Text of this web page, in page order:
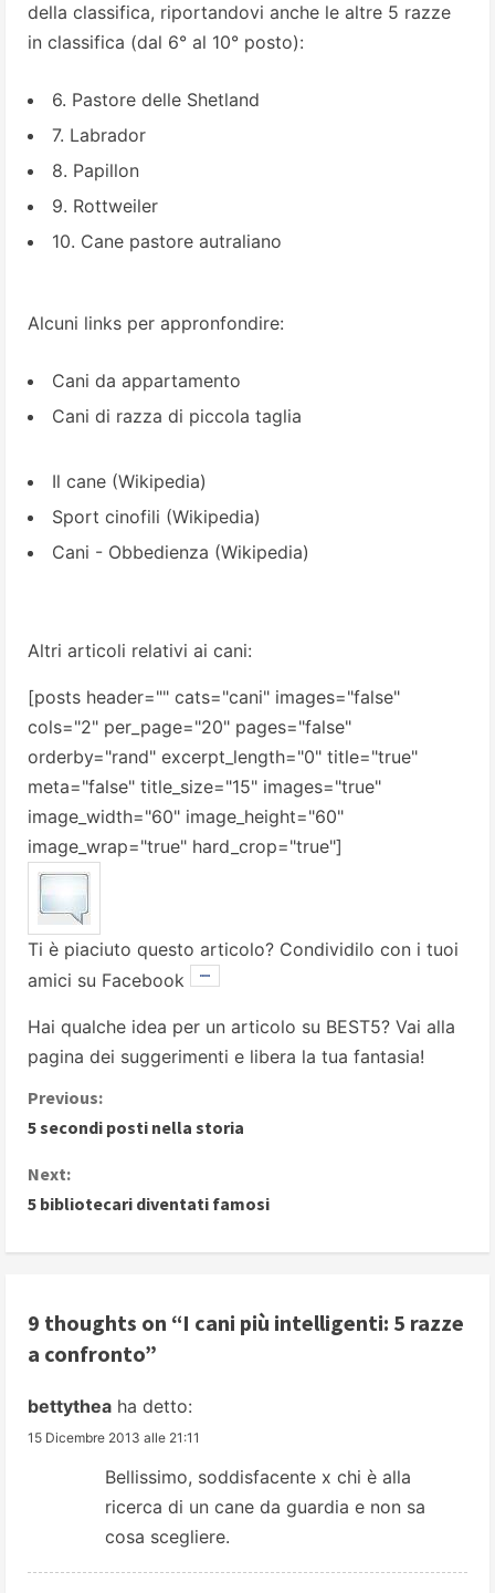
della classifica, riportandovi anche le altre 5 razze
in classifica (dal 6° al 10° posto):
6. Pastore delle Shetland
7. Labrador
8. Papillon
9. Rottweiler
10. Cane pastore autraliano
Alcuni links per appronfondire:
Cani da appartamento
Cani di razza di piccola taglia
Il cane (Wikipedia)
Sport cinofili (Wikipedia)
Cani - Obbedienza (Wikipedia)
Altri articoli relativi ai cani:
[posts header="" cats="cani" images="false"
cols="2" per_page="20" pages="false"
orderby="rand" excerpt_length="0" title="true"
meta="false" title_size="15" images="true"
image_width="60" image_height="60"
image_wrap="true" hard_crop="true"]
Ti è piaciuto questo articolo? Condividilo con i tuoi
amici su Facebook
Hai qualche idea per un articolo su BEST5? Vai alla
pagina dei suggerimenti e libera la tua fantasia!
C
n
t
n
e
a
Previous:
5 secondi posti nella storia
Next:
5 bibliotecari diventati famosi
9 thoughts on “I cani più intelligenti: 5 razze
a confronto”
bettythea ha detto:
15 Dicembre 2013 alle 21:11
Bellissimo, soddisfacente x chi è alla
ricerca di un cane da guardia e non sa
cosa scegliere.